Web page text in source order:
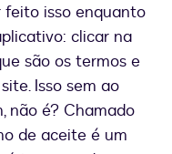
isso enquanto
clicar na
são os termos e
Isso sem ao
não é? Chamado
de aceite é um